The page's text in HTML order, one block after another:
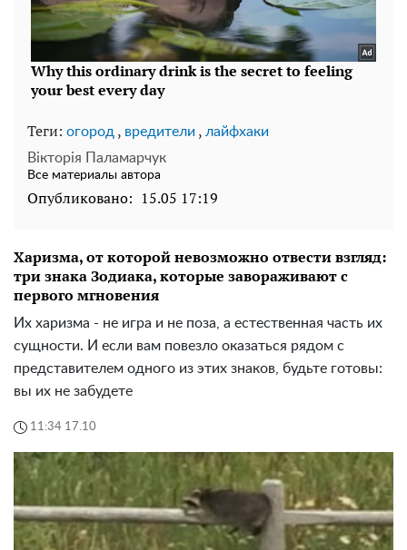
Теги: огород , вредители , лайфхаки
Вікторія Паламарчук
Все материалы автора
Опубликовано: 15.05 17:19
Харизма, от которой невозможно отвести взгляд:
три знака Зодиака, которые завораживают с
первого мгновения
Их харизма - не игра и не поза, а естественная часть их
сущности. И если вам повезло оказаться рядом с
представителем одного из этих знаков, будьте готовы:
вы их не забудете
11:34 17.10